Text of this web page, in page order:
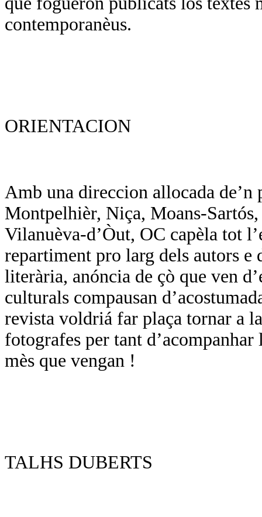
contemporanèus.
ORIENTACION
Amb una direccion allocada
Montpelhièr, Niça, Moans-
Vilanuèva-d’Òut, OC capèla tot
repartiment pro larg dels autors e
literària, anóncia de çò que ven
culturals compausan
revista voldriá far plaça tornar a
fotografes per tant
mès que vengan !
TALHS DUBERTS